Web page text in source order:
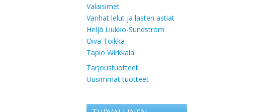
Valaisimet
Vanhat lelut ja lasten astiat
Heljä Liukko-Sundström
Oiva Toikka
Tapio Wirkkala
Tarjoustuotteet
Uusimmat tuotteet